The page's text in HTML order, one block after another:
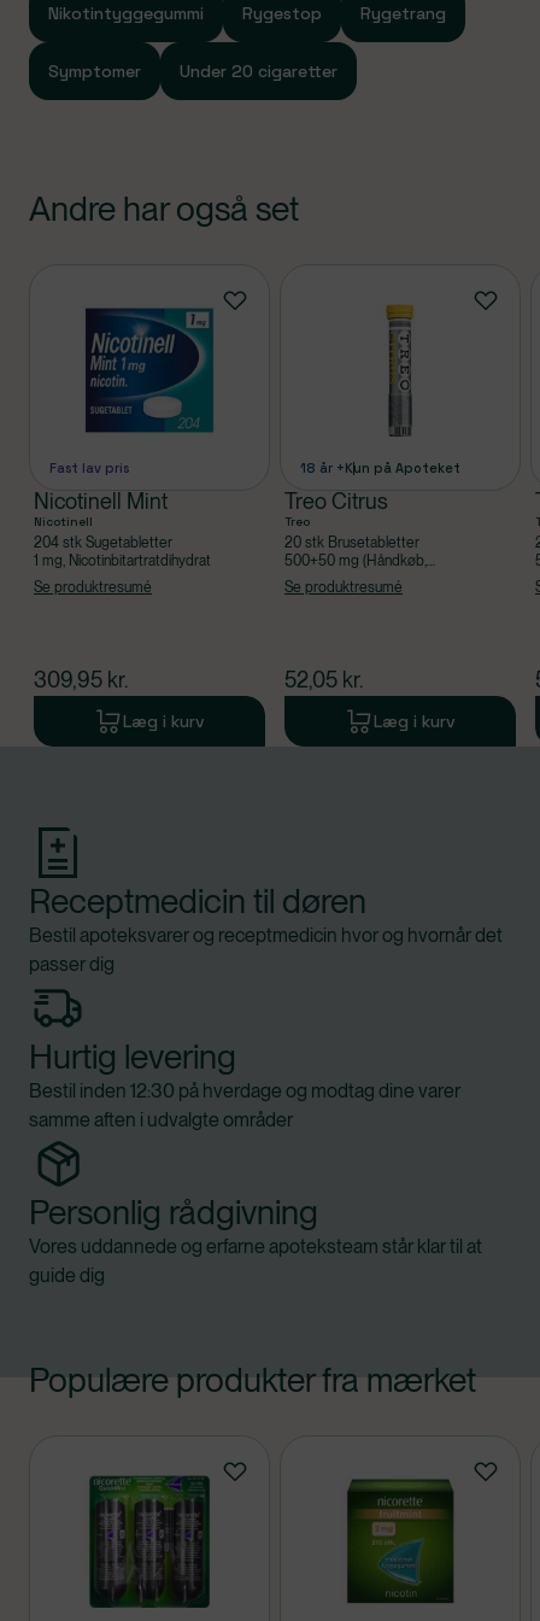
inden du tager medicinen. Hvis du er i tvivl om du må
bruge medicinen bør du kontakte egen læge.
Nikotintyggegummi Rygestop Rygetrang
Symptomer Under 20 cigaretter
Andre har også set
Fast lav pris
Nicotinell Mint
Nicotinell
204 stk Sugetabletter
1 mg, Nicotinbitartratdihydrat
Se produktresumé
$nuværende pris
309,95 kr.
Læg i kurv
18 år +Kun på Apoteket
Treo Citrus
Treo
20 stk Brusetabletter
500+50 mg (Håndkøb,
apoteksforbeholdt),
Se produktresumé
$nuværende pris
52,05 kr.
Læg i kurv
Receptmedicin til døren
Bestil apoteksvarer og receptmedicin hvor og hvornår det
passer dig
Hurtig levering
Bestil inden 12:30 på hverdage og modtag dine varer
samme aften i udvalgte områder
Personlig rådgivning
Vores uddannede og erfarne apoteksteam står klar til at
guide dig
Populære produkter fra mærket